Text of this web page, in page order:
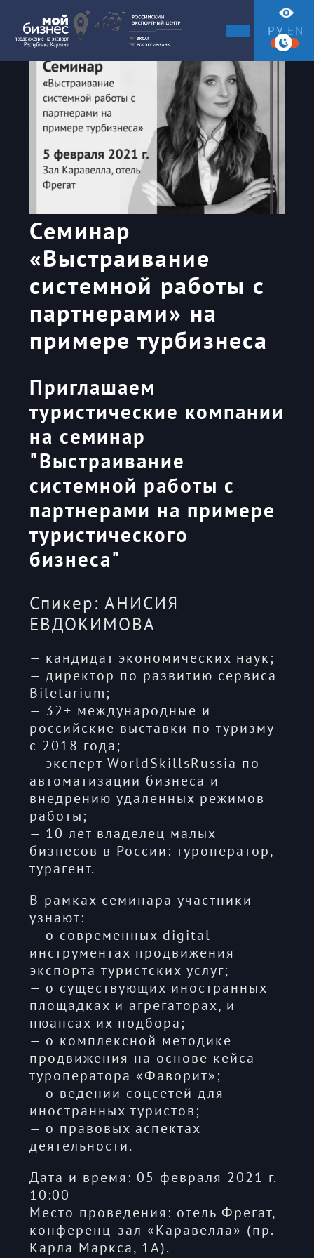
РУ EN
Семинар
«Выстраивание
системной работы с
партнерами» на
примере турбизнеса
Приглашаем
туристические компании
на семинар
"Выстраивание
системной работы с
партнерами на примере
туристического
бизнеса"
Спикер: АНИСИЯ
ЕВДОКИМОВА
— кандидат экономических наук;
— директор по развитию сервиса
Biletarium;
— 32+ международные и
российские выставки по туризму
с 2018 года;
— эксперт WorldSkillsRussia по
автоматизации бизнеса и
внедрению удаленных режимов
работы;
— 10 лет владелец малых
бизнесов в России: туроператор,
турагент.
В рамках семинара участники
узнают:
— о современных digital-
инструментах продвижения
экспорта туристских услуг;
— о существующих иностранных
площадках и агрегаторах, и
нюансах их подбора;
— о комплексной методике
продвижения на основе кейса
туроператора «Фаворит»;
— о ведении соцсетей для
иностранных туристов;
— о правовых аспектах
деятельности.
Дата и время: 05 февраля 2021 г.
10:00
Место проведения: отель Фрегат,
конференц-зал «Каравелла» (пр.
Карла Маркса, 1А).